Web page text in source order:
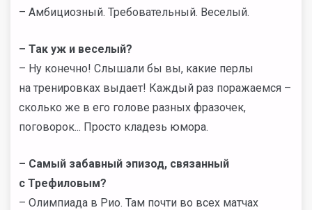
– Амбициозный. Требовательный. Веселый.
– Так уж и веселый?
– Ну конечно! Слышали бы вы, какие перлы
на тренировках выдает! Каждый раз поражаемся –
сколько же в его голове разных фразочек,
поговорок... Просто кладезь юмора.
– Самый забавный эпизод, связанный
с Трефиловым?
– Олимпиада в Рио. Там почти во всех матчах